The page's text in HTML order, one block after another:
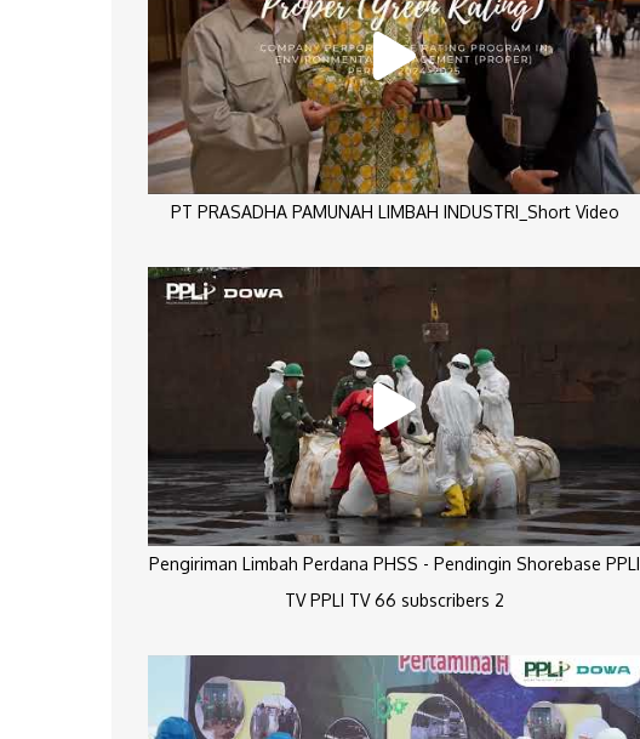
PT PRASADHA PAMUNAH LIMBAH INDUSTRI_Short Video
Pengiriman Limbah Perdana PHSS - Pendingin Shorebase PPLI
TV PPLI TV 66 subscribers 2